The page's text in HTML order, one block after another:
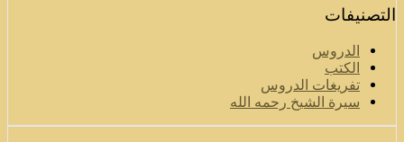
التصنيفات
الدروس
الكتب
تفريغات الدروس
سيرة الشيخ رحمه الله